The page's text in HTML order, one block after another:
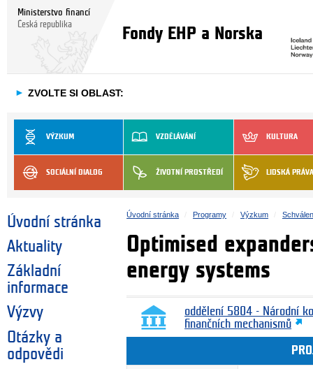
Ministerstvo financí
Česká republika
Fondy EHP a Norska
► ZVOLTE SI OBLAST:
VÝZKUM VZDĚLÁVÁNÍ KULTURA
SOCIÁLNÍ DIALOG ŽIVOTNÍ PROSTŘEDÍ LIDSKÁ PRÁVA
Úvodní stránka
Aktuality
Základní
informace
Výzvy
Otázky a
odpovědi
Úvodní stránka Programy Výzkum
Optimised
energy systems
oddělení 5804 - Národní
finančních mechanismů